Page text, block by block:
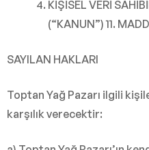
KİŞİSEL VERİ
(“KANUN”) 11.
SAYILAN HAKLARI
Toptan Yağ Pazarı ilgili
karşılık verecektir: